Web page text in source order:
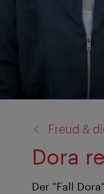
Freud &
Dora
Der "Fall